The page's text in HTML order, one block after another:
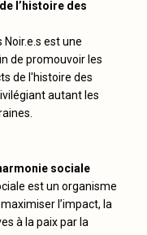
l’histoire des
est une
de promouvoir les
de l'histoire des
autant les
sociale
est un organisme
l’impact, la
à la paix par la